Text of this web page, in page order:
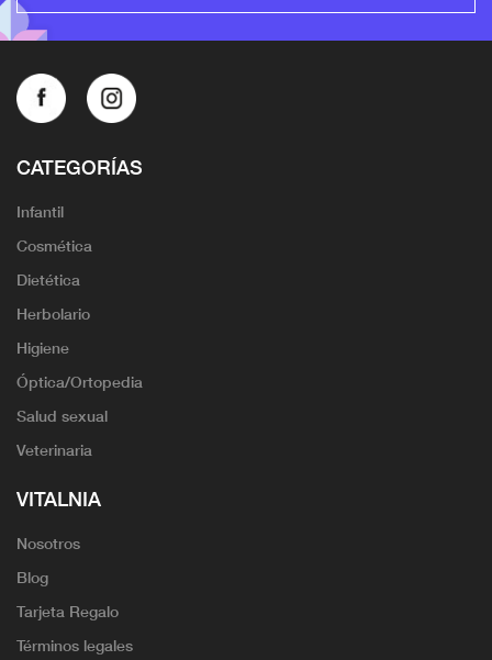
CATEGORÍAS
Infantil
Cosmética
Dietética
Herbolario
Higiene
Óptica/Ortopedia
Salud sexual
Veterinaria
VITALNIA
Nosotros
Blog
Tarjeta Regalo
Términos legales